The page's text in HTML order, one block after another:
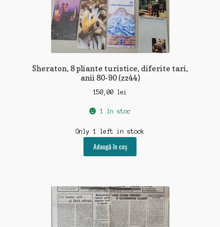
Sheraton, 8 pliante turistice, diferite tari,
anii 80-90 (zz44)
150,00 lei
1 în stoc
Only 1 left in stock
Adaugă în coș